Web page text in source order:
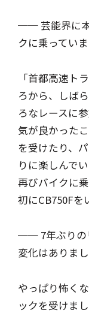
── 芸能界に本
クに乗ってい
「首都高速ト
ろから、しば
ろなレースに
気が良かった
を受けたり、
りに楽しんでい
再びバイクに
初にCB750Fを
── 7年ぶりの
変化はありま
やっぱり怖く
ックを受けま